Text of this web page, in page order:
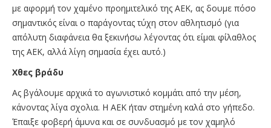
με αφορμή τον χαμένο προημιτελικό της ΑΕΚ, ας δουμε πόσο
σημαντικός είναι ο παράγοντας τύχη στον αθλητισμό (για
απόλυτη διαφάνεια θα ξεκινήσω λέγοντας ότι είμαι φίλαθλος
της ΑΕΚ, αλλά λίγη σημασία έχει αυτό.)
Χθες βράδυ
Ας βγάλουμε αρχικά το αγωνιστικό κομμάτι από την μέση,
κάνοντας λίγα σχολια. Η ΑΕΚ ήταν στημένη καλά στο γήπεδο.
Έπαιξε φοβερή άμυνα και σε συνδυασμό με τον χαμηλό